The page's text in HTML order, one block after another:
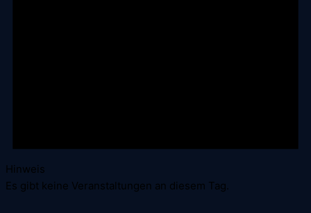
Hinweis
Es gibt keine Veranstaltungen an diesem Tag.